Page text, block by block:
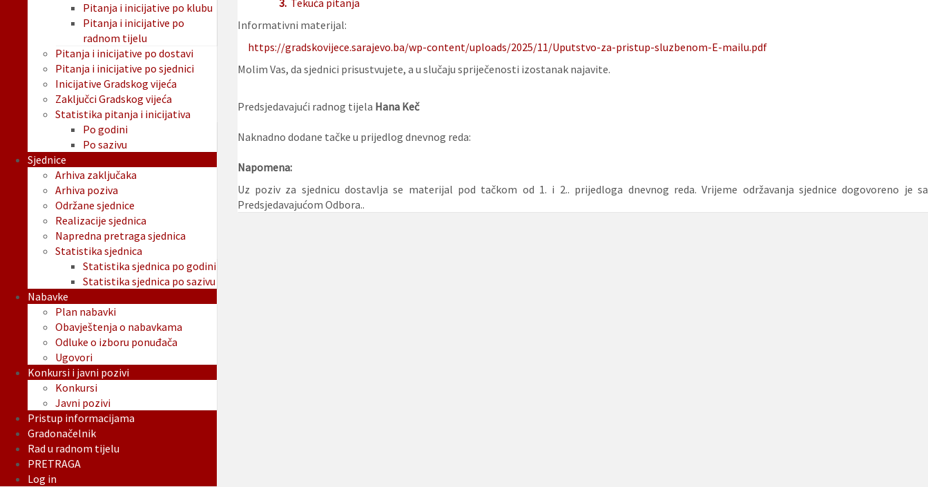
3. Tekuća pitanja
Informativni materijal:
https://gradskovijece.sarajevo.ba/wp-content/uploads/2025/11/Uputstvo-za-pristup-sluzbenom-E-mailu.pdf
Molim Vas, da sjednici prisustvujete, a u slučaju spriječenosti izostanak najavite.
Predsjedavajući radnog tijela Hana Keč
Naknadno dodane tačke u prijedlog dnevnog reda:
Napomena:
Uz poziv za sjednicu dostavlja se materijal pod tačkom od 1. i 2.. prijedloga dnevnog reda. Vrijeme održavanja sjednice dogovoreno je sa
Predsjedavajućom Odbora..
Pitanja i inicijative po klubu
Pitanja i inicijative po
radnom tijelu
Pitanja i inicijative po dostavi
Pitanja i inicijative po sjednici
Inicijative Gradskog vijeća
Zaključci Gradskog vijeća
Statistika pitanja i inicijativa
Po godini
Po sazivu
Sjednice
Arhiva zaključaka
Arhiva poziva
Održane sjednice
Realizacije sjednica
Napredna pretraga sjednica
Statistika sjednica
Statistika sjednica po godini
Statistika sjednica po sazivu
Nabavke
Plan nabavki
Obavještenja o nabavkama
Odluke o izboru ponuđača
Ugovori
Konkursi i javni pozivi
Konkursi
Javni pozivi
Pristup informacijama
Gradonačelnik
Rad u radnom tijelu
PRETRAGA
Log in